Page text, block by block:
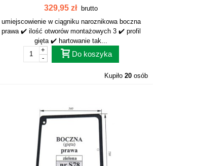
329,95 zł
brutto
umiejscowienie w ciągniku naroznikowa boczna
prawa ✔️ ilość otworów montażowych 3 ✔️ profil
gięta ✔️ hartowanie tak...
-
+ Do koszyka
Kupiło 20osób